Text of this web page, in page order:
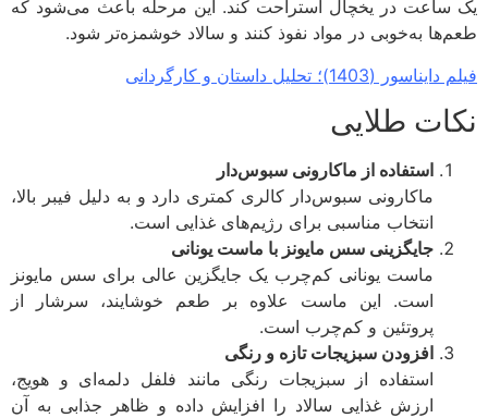
در یخچال استراحت کند. این مرحله باعث می‌شود که
به‌خوبی در مواد نفوذ کنند و سالاد خوشمزه‌تر شود.
(1403)؛ تحلیل داستان و کارگردانی
طلایی
استفاده از ماکارونی سبوس‌دار
ماکارونی سبوس‌دار کالری کمتری دارد و به دلیل فیبر بالا،
انتخاب مناسبی برای رژیم‌های غذایی است.
جایگزینی سس مایونز با ماست یونانی
ماست یونانی کم‌چرب یک جایگزین عالی برای سس مایونز
است. این ماست علاوه بر طعم خوشایند، سرشار از
پروتئین و کم‌چرب است.
افزودن سبزیجات تازه و رنگی
استفاده از سبزیجات رنگی مانند فلفل دلمه‌ای و هویج،
ارزش غذایی سالاد را افزایش داده و ظاهر جذابی به آن